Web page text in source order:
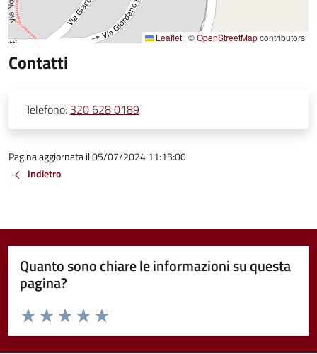
Leaflet | ©OpenStreetMapcontributors
Contatti
Telefono: 320 628 0189
Pagina aggiornata il 05/07/2024 11:13:00
Indietro
Quanto sono chiare le informazioni su questa
pagina?
Valuta da 1 a 5 stelle la pagina
Valuta 5 stelle su 5
Valuta 4 stelle su 5
Valuta 3 stelle su 5
Valuta 2 stelle su 5
Valuta 1 stelle su 5